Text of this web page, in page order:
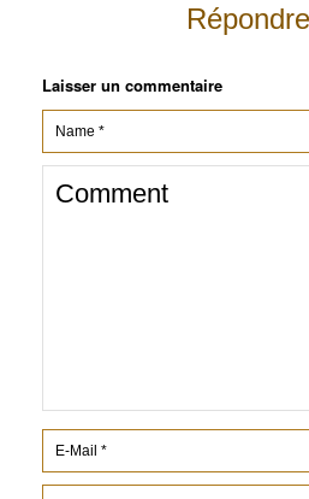
Répondre
Laisser un commentaire